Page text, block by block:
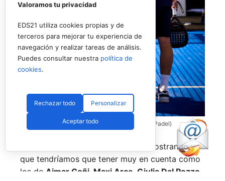
Coello y Galán, dos rivales fantásticos (Premier Padel)
Nombres propios que se han ido mostrando y
que tendríamos que tener muy en cuenta como
los de Aimar Goñi, Maxi Arce, Giulia Dal Pozzo,
Valoramos tu privacidad
EDS21 utiliza cookies propias y de
terceros para mejorar tu experiencia de
navegación y realizar tareas de análisis.
Puedes consultar nuestra política de
cookies.
Rechazar todo Personalizar
Aceptar todo